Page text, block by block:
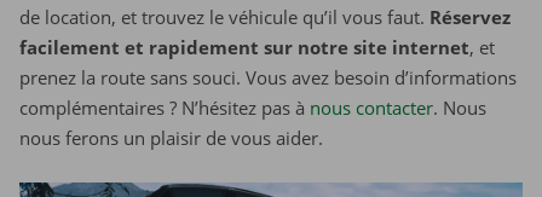
de location, et trouvez le véhicule qu’il vous faut. Réservez
facilement et rapidement sur notre site internet, et
prenez la route sans souci. Vous avez besoin d’informations
complémentaires ? N’hésitez pas à nous contacter. Nous
nous ferons un plaisir de vous aider.